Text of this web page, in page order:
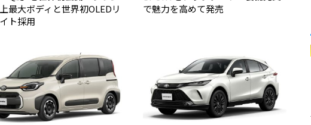
最大ボディと世界初OLEDリ
ト採用
で魅力を高めて発売